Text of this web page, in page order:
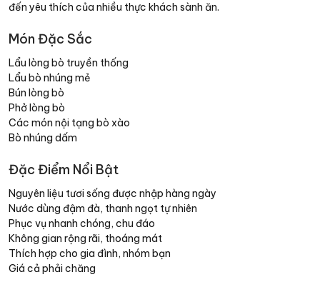
đến yêu thích của nhiều thực khách sành ăn.
Món Đặc Sắc
Lẩu lòng bò truyền thống
Lẩu bò nhúng mẻ
Bún lòng bò
Phở lòng bò
Các món nội tạng bò xào
Bò nhúng dấm
Đặc Điểm Nổi Bật
Nguyên liệu tươi sống được nhập hàng ngày
Nước dùng đậm đà, thanh ngọt tự nhiên
Phục vụ nhanh chóng, chu đáo
Không gian rộng rãi, thoáng mát
Thích hợp cho gia đình, nhóm bạn
Giá cả phải chăng